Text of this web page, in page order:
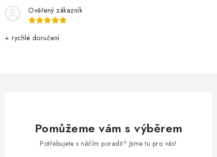
Ověřený zákazník
+ rychlé doručení
Pomůžeme vám s výběrem
Potřebujete s něčím poradit? Jsme tu pro vás!